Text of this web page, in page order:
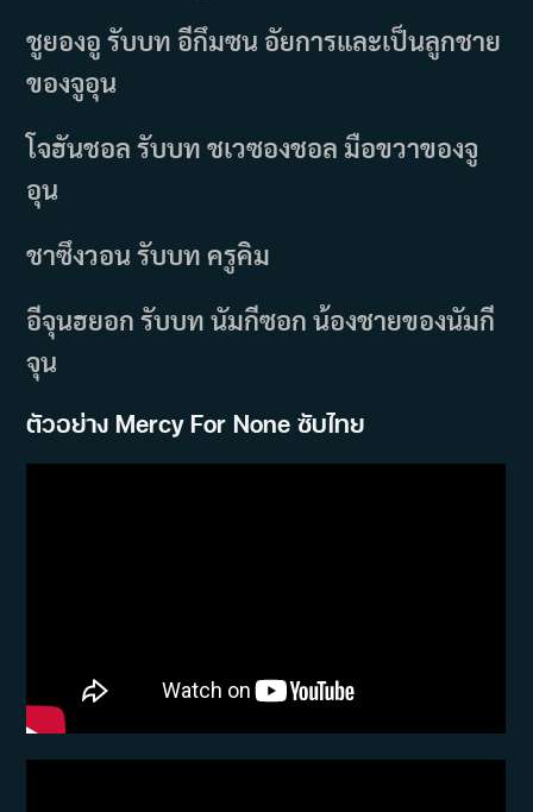
ชูยองอู รับบท อีกึมซน อัยการและเป็นลูกชาย
ของจูอุน
โจฮันชอล รับบท ชเวซองชอล มือขวาของจู
อุน
ชาซึงวอน รับบท ครูคิม
อีจุนฮยอก รับบท นัมกีซอก น้องชายของนัมกี
จุน
ตัวอย่าง Mercy For None ซับไทย